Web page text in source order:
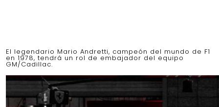
El legendario Mario Andretti, campeón del mundo de F1
en 1978, tendrá un rol de embajador del equipo
GM/Cadillac.